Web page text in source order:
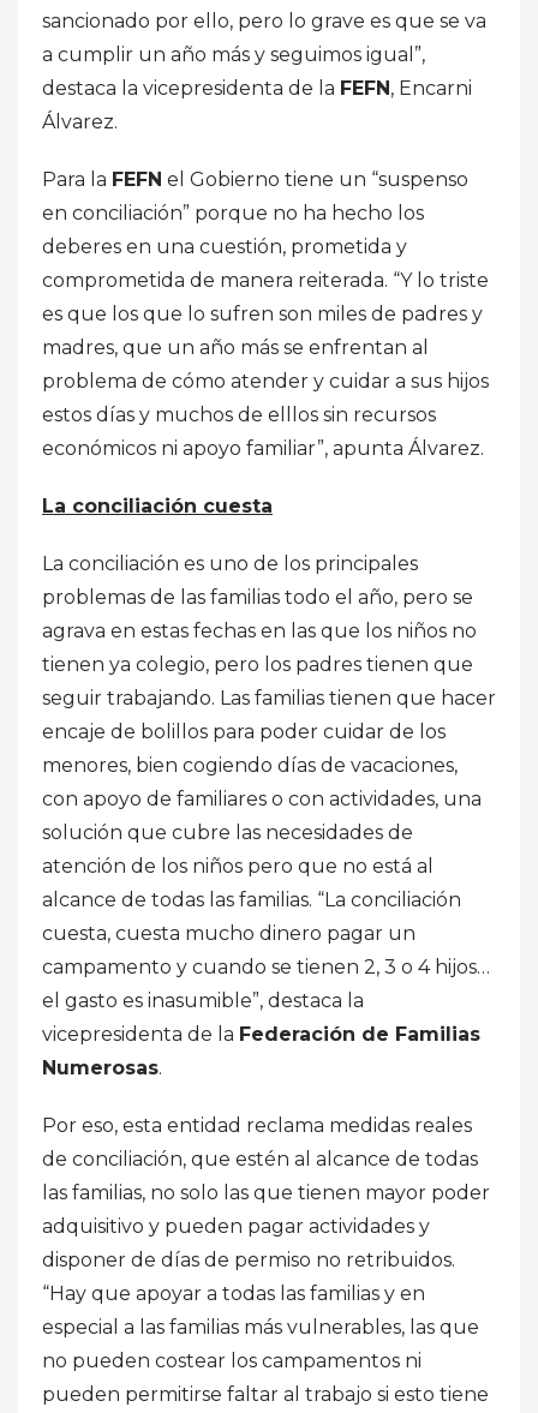
sancionado por ello, pero lo grave es que se va
a cumplir un año más y seguimos igual”,
destaca la vicepresidenta de la FEFN, Encarni
Álvarez.
Para la FEFN el Gobierno tiene un “suspenso
en conciliación” porque no ha hecho los
deberes en una cuestión, prometida y
comprometida de manera reiterada. “Y lo triste
es que los que lo sufren son miles de padres y
madres, que un año más se enfrentan al
problema de cómo atender y cuidar a sus hijos
estos días y muchos de elllos sin recursos
económicos ni apoyo familiar”, apunta Álvarez.
La conciliación cuesta
La conciliación es uno de los principales
problemas de las familias todo el año, pero se
agrava en estas fechas en las que los niños no
tienen ya colegio, pero los padres tienen que
seguir trabajando. Las familias tienen que hacer
encaje de bolillos para poder cuidar de los
menores, bien cogiendo días de vacaciones,
con apoyo de familiares o con actividades, una
solución que cubre las necesidades de
atención de los niños pero que no está al
alcance de todas las familias. “La conciliación
cuesta, cuesta mucho dinero pagar un
campamento y cuando se tienen 2, 3 o 4 hijos…
el gasto es inasumible”, destaca la
vicepresidenta de la Federación de Familias
Numerosas.
Por eso, esta entidad reclama medidas reales
de conciliación, que estén al alcance de todas
las familias, no solo las que tienen mayor poder
adquisitivo y pueden pagar actividades y
disponer de días de permiso no retribuidos.
“Hay que apoyar a todas las familias y en
especial a las familias más vulnerables, las que
no pueden costear los campamentos ni
pueden permitirse faltar al trabajo si esto tiene